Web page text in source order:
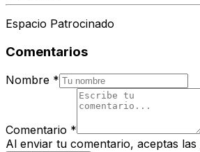
Espacio Patrocinado
Comentarios
Nombre *
Comentario *
Al enviar tu comentario, aceptas las